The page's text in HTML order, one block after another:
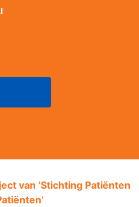
van ‘Stichting Patiënten